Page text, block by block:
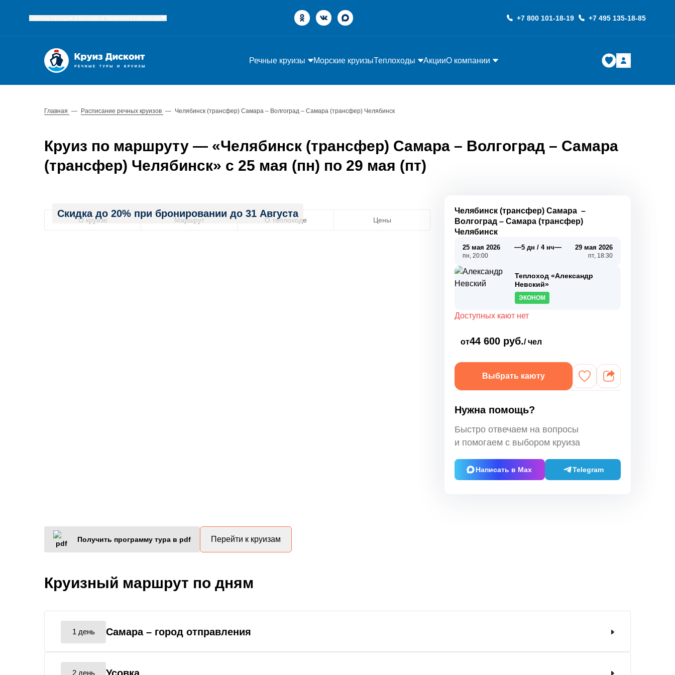
+7 800 101-18-19 +7 495 135-18-85
Речные круизы Морские круизыТеплоходы АкцииО компании
Главная — Расписание речных круизов — Челябинск (трансфер) Самара – Волгоград – Самара (трансфер) Челябинск
Круиз по маршруту — «Челябинск (трансфер) Самара – Волгоград – Самара
(трансфер) Челябинск» с 25 мая (пн) по 29 мая (пт)
Скидка до 20% при бронировании до 31 Августа
О круизе Маршрут О теплоходе Цены
Челябинск (трансфер) Самара –
Волгоград –Самара (трансфер)
Челябинск
25 мая 2026
пн, 20:00
—5 дн / 4 нч— 29 мая 2026
пт, 18:30
Теплоход «Александр
Невский»
ЭКОНОМ
Доступных кают нет
от44 600 руб./ чел
Выбрать каюту
Нужна помощь?
Быстро отвечаем на вопросы
и помогаем с выбором круиза
Написать в Max Telegram
Получить программу тура в pdf Перейти к круизам
Круизный маршрут по дням
1 день Самара – город отправления
2 день